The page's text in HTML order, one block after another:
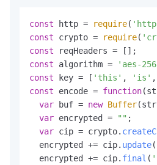
const http = require(
const crypto = require(
const
const algorithm = 'aes-
const key = [ 'this' , 'is' ,
const encode = function(
var buf = new Buffer
var encrypted = "" ;
var cip = crypto.
  encrypted += cip.
update
  encrypted += cip.
final (